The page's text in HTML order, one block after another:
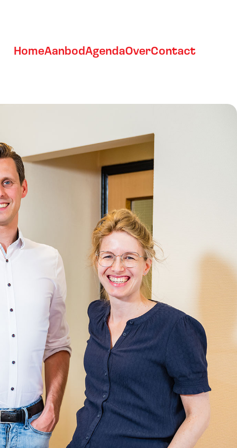
HomeAanbodAgendaOverContact